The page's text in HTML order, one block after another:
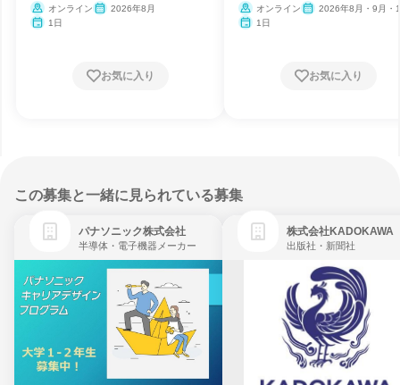
明会オンライン
2026年8月
1日
お気に入り
明会オンライン
2026年8月・9月・
1日
お気に入り
この募集と一緒に見られている募集
パナソニック株式会社
半導体・電子機器メーカー
株式会社KADOKAWA
出版社・新聞社